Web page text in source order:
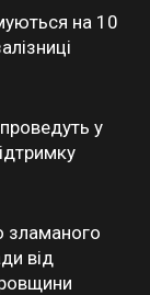
на 10
у
зламаного
від